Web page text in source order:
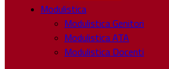
Modulistica
Modulistica Genitori
Modulistica ATA
Modulistica Docenti